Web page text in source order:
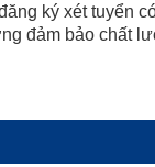
ký xét tuyển
đảm bảo chất